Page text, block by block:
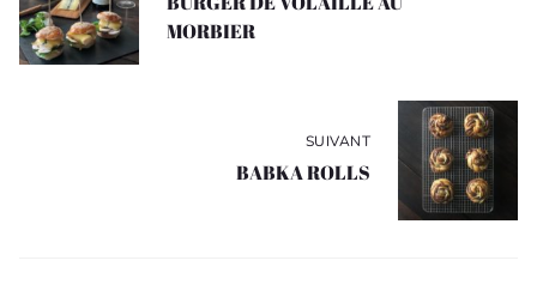
MORBIER
SUIVANT
BABKA ROLLS